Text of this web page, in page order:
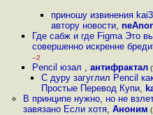
приношу извинения
автору новости,
Где сабж и где Figma Это
совершенно искренне
–2
Pencil юзал , антифрактал
С дуру загуглил Pencil
Простые Перевод Купи,
В принципе нужно, но не
завязано Если хотя, Аноним